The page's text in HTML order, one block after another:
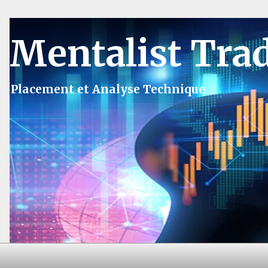
Mentalist
Placement et Analyse Technique